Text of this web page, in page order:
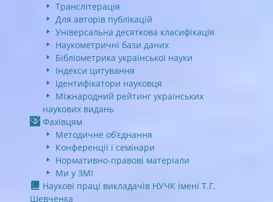
Транслітерація
Для авторів публікацій
Універсальна десяткова класифікація
Наукометричні бази даних
Бібліометрика української науки
Індекси цитування
Ідентифікатори науковця
Міжнародний рейтинг українських
наукових видань
Фахівцям
Методичне об’єднання
Конференції і семінари
Нормативно-правові матеріали
Ми у ЗМІ
Наукові праці викладачів НУЧК імені Т.Г.
Шевченка